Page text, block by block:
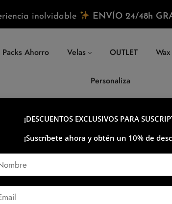
inolvidable ENVÍO 24/48h
Packs Ahorro Velas OUTLET
Personaliza
Vela Personalizada
lleno de responsabilidades y ritmo acelerado,
vela personalizada con aroma a rosas está
[…]
¡DESCUENTOS EXCLUSIVOS PARA
¡Suscríbete ahora y obtén un 10% de